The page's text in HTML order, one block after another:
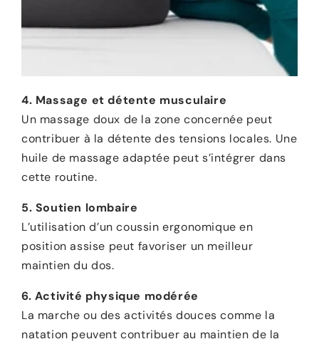
4. Massage et détente musculaire
Un massage doux de la zone concernée peut
contribuer à la détente des tensions locales. Une
huile de massage adaptée peut s’intégrer dans
cette routine.
5. Soutien lombaire
L’utilisation d’un coussin ergonomique en
position assise peut favoriser un meilleur
maintien du dos.
6. Activité physique modérée
La marche ou des activités douces comme la
natation peuvent contribuer au maintien de la